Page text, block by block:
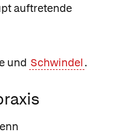
auftretende
und Schwindel.